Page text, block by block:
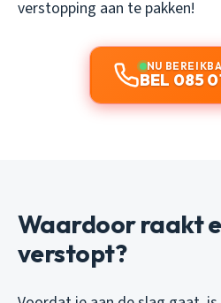
verstopping aan te pakken!
NU
BEL 085
Waardoor raakt
verstopt?